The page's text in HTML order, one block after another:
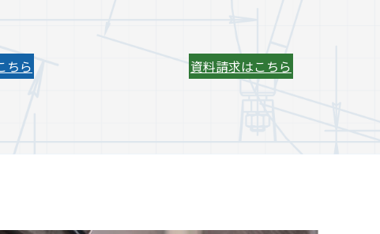
ちら 資料請求はこちら